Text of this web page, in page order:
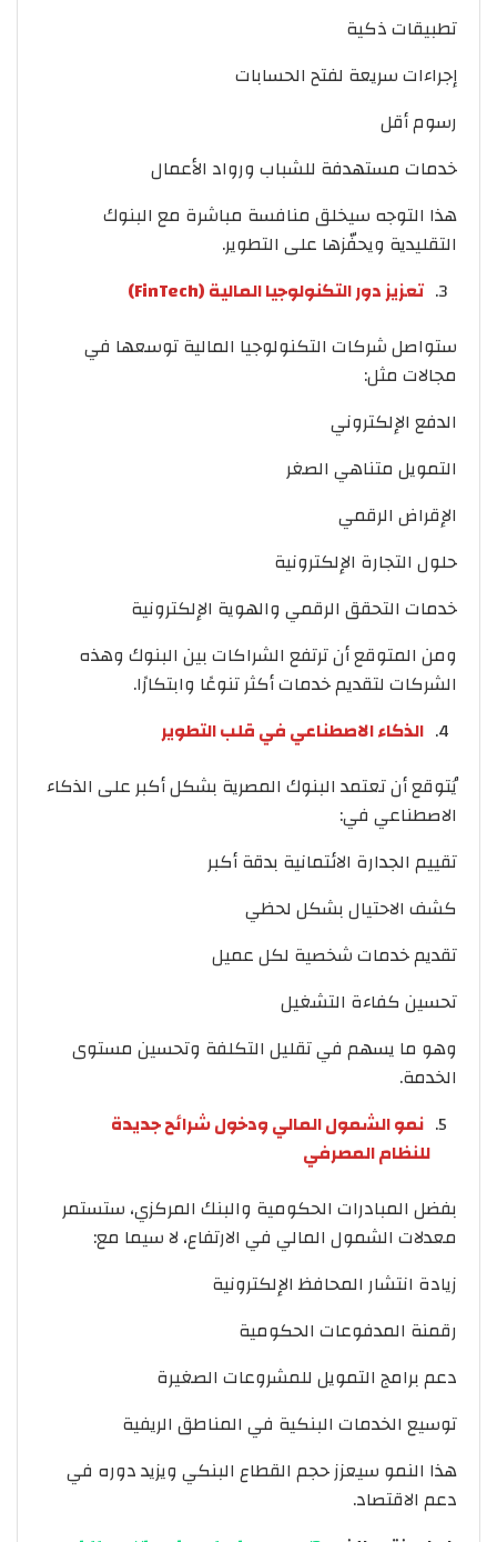
تطبيقات ذكية
إجراءات سريعة لفتح الحسابات
رسوم أقل
خدمات مستهدفة للشباب ورواد الأعمال
هذا التوجه سيخلق منافسة مباشرة مع البنوك
التقليدية ويحفّزها على التطوير.
تعزيز دور التكنولوجيا المالية (FinTech)
ستواصل شركات التكنولوجيا المالية توسعها في
مجالات مثل:
الدفع الإلكتروني
التمويل متناهي الصغر
الإقراض الرقمي
حلول التجارة الإلكترونية
خدمات التحقق الرقمي والهوية الإلكترونية
ومن المتوقع أن ترتفع الشراكات بين البنوك وهذه
الشركات لتقديم خدمات أكثر تنوعًا وابتكارًا.
الذكاء الاصطناعي في قلب التطوير
يُتوقع أن تعتمد البنوك المصرية بشكل أكبر على الذكاء
الاصطناعي في:
تقييم الجدارة الائتمانية بدقة أكبر
كشف الاحتيال بشكل لحظي
تقديم خدمات شخصية لكل عميل
تحسين كفاءة التشغيل
وهو ما يسهم في تقليل التكلفة وتحسين مستوى
الخدمة.
نمو الشمول المالي ودخول شرائح جديدة
للنظام المصرفي
بفضل المبادرات الحكومية والبنك المركزي، ستستمر
معدلات الشمول المالي في الارتفاع، لا سيما مع:
زيادة انتشار المحافظ الإلكترونية
رقمنة المدفوعات الحكومية
دعم برامج التمويل للمشروعات الصغيرة
توسيع الخدمات البنكية في المناطق الريفية
هذا النمو سيعزز حجم القطاع البنكي ويزيد دوره في
دعم الاقتصاد.